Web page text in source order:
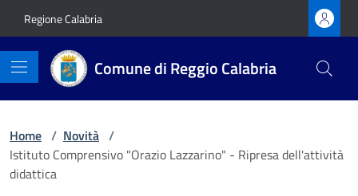
Regione Calabria
Comune di Reggio Calabria
Home / Novità /
Istituto Comprensivo "Orazio Lazzarino" - Ripresa dell'attività
didattica